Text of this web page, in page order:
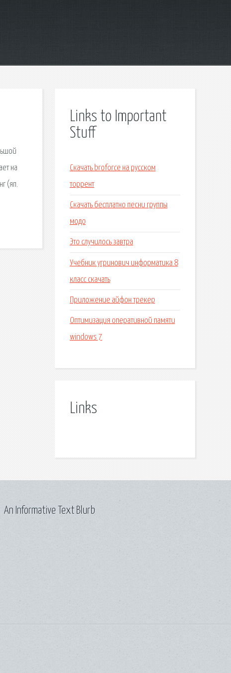
на
(яп.
Links to Important
Stuff
Скачать broforce на русском
торрент
Скачать бесплатно песни группы
модо
Это случилось завтра
Учебник угринович информатика 8
класс скачать
Приложение айфон трекер
Оптимизация оперативной памяти
windows 7
Links
An Informative Text Blurb